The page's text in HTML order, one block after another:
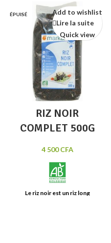
ÉPUISÉ
RIZ NOIR
COMPLET 500G
4 500CFA
Le riz noir est un riz long
Add to wishlist
Lire la suite
Quick view